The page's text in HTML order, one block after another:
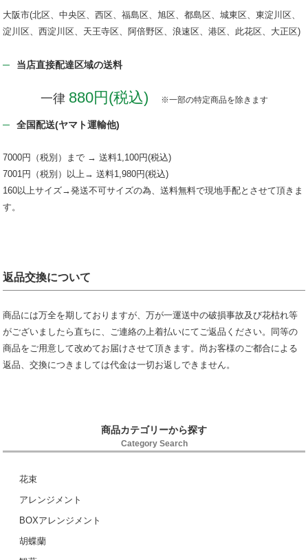
商品カテゴリーから探す
Category Search
花束
アレンジメント
BOXアレンジメント
胡蝶蘭
大阪市(北区、中央区、西区、福島区、旭区、都島区、城東区、東淀川区、
淀川区、西淀川区、天王寺区、阿倍野区、浪速区、港区、此花区、大正区)
当店直接配達区域の送料
一律 880円(税込) ※一部の特定商品を除きます
全国配送(ヤマト運輸他)
7000円（税別）まで → 送料1,100円(税込)
7001円（税別）以上→ 送料1,980円(税込)
160以上サイズ→発送不可サイズの為、送料無料で現地手配とさせて頂きま
す。
返品交換について
商品には万全を期しておりますが、万が一運送中の破損事故及び花枯れ等
がございましたら直ちに、ご連絡の上着払いにてご返品ください。同等の
商品をご用意して改めてお届けさせて頂きます。尚お客様のご都合による
返品、交換につきましては代金は一切お返しできません。